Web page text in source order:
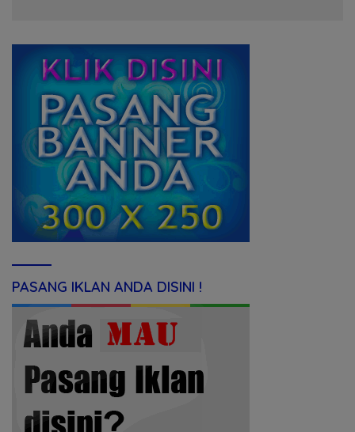
PASANG IKLAN ANDA DISINI !